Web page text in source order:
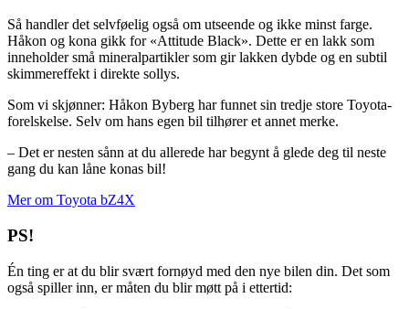
Så handler det selvføelig også om utseende og ikke minst farge.
Håkon og kona gikk for «Attitude Black». Dette er en lakk som
inneholder små mineralpartikler som gir lakken dybde og en subtil
skimmereffekt i direkte sollys.
Som vi skjønner: Håkon Byberg har funnet sin tredje store Toyota-
forelskelse. Selv om hans egen bil tilhører et annet merke.
– Det er nesten sånn at du allerede har begynt å glede deg til neste
gang du kan låne konas bil!
Mer om Toyota bZ4X
PS!
Én ting er at du blir svært fornøyd med den nye bilen din. Det som
også spiller inn, er måten du blir møtt på i ettertid: